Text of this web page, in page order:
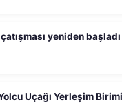
yeniden başladı
Uçağı Yerleşim